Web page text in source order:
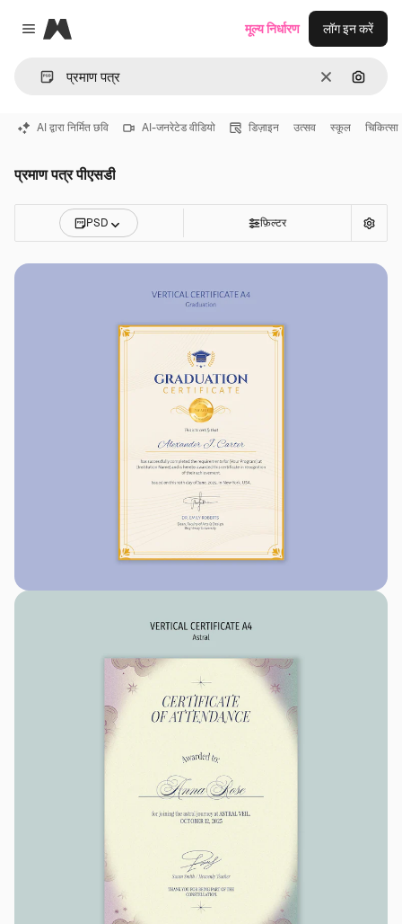
Close menu
Magnific
साफ़ इमेज से
मूल्य निर्धारण लॉग इन करें
AI द्वारा निर्मित छवि AI-जनरेटेड वीडियो डिज़ाइन उत्सव स्कूल चिकित्सा
प्रमाण पत्र पीएसडी
PSD फ़िल्टर